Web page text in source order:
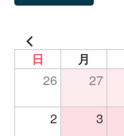
日 月
26 27
2
3